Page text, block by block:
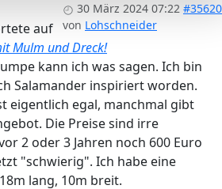
30 März 2024 07:22 #35620
von Lohschneider
auf
Mulm und Dreck!
kann ich was sagen. Ich bin
Salamander inspiriert worden.
eigentlich egal, manchmal gibt
Die Preise sind irre
2 oder 3 Jahren noch 600 Euro
"schwierig". Ich habe eine
lang, 10m breit.